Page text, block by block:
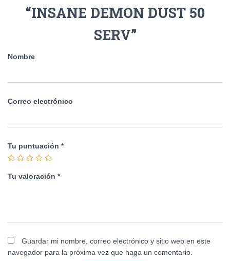
“INSANE DEMON DUST 50
SERV”
Nombre
Correo electrónico
Tu puntuación *
Tu valoración *
Guardar mi nombre, correo electrónico y sitio web en este
navegador para la próxima vez que haga un comentario.